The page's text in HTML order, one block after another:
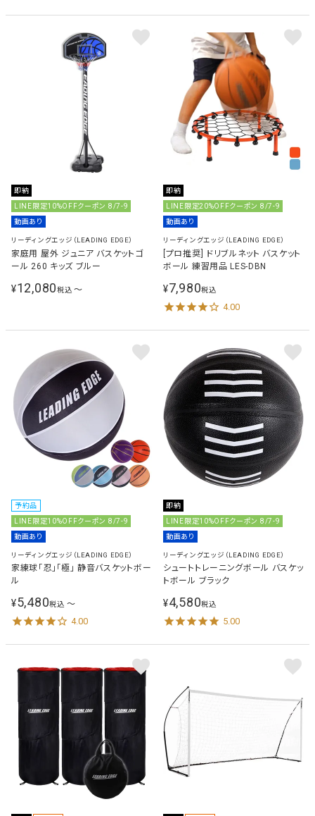
即納
LINE限定10%OFFクーポン 8/7-9
動画あり
リーディングエッジ（LEADING EDGE）
家庭用 屋外 ジュニア バスケットゴ
ール 260 キッズ ブルー
¥12,080税込 〜
即納
LINE限定20%OFFクーポン 8/7-9
動画あり
リーディングエッジ（LEADING EDGE）
[プロ推奨] ドリブルネット バスケット
ボール 練習用品 LES-DBN
¥7,980税込
4.00
予約品
LINE限定10%OFFクーポン 8/7-9
動画あり
リーディングエッジ（LEADING EDGE）
家練球「忍」「極」 静音バスケットボー
ル
¥5,480税込 〜
4.00
即納
LINE限定10%OFFクーポン 8/7-9
動画あり
リーディングエッジ（LEADING EDGE）
シュートトレーニングボール バスケッ
トボール ブラック
¥4,580税込
5.00